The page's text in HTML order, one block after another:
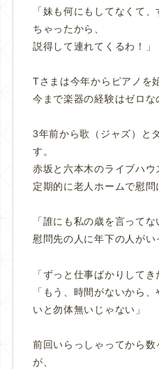
「妹も何にもしてなくて
ちゃったから、
説得して連れてくるわ！」
Tさまは今年からピアノを
今まで楽器の経験はゼロな
3年前から歌（ジャズ）と
す。
赤坂と六本木のライブハウ
定期的に老人ホームで慰問
「誰にも私の歳を言ってな
慰問先の人に年下の人がい
「ずっと仕事ばかりして
「もう、時間がないから
いと勿体無いじゃない」
前回いらっしゃってから数
が、